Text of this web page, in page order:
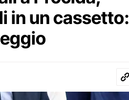
in un cassetto: